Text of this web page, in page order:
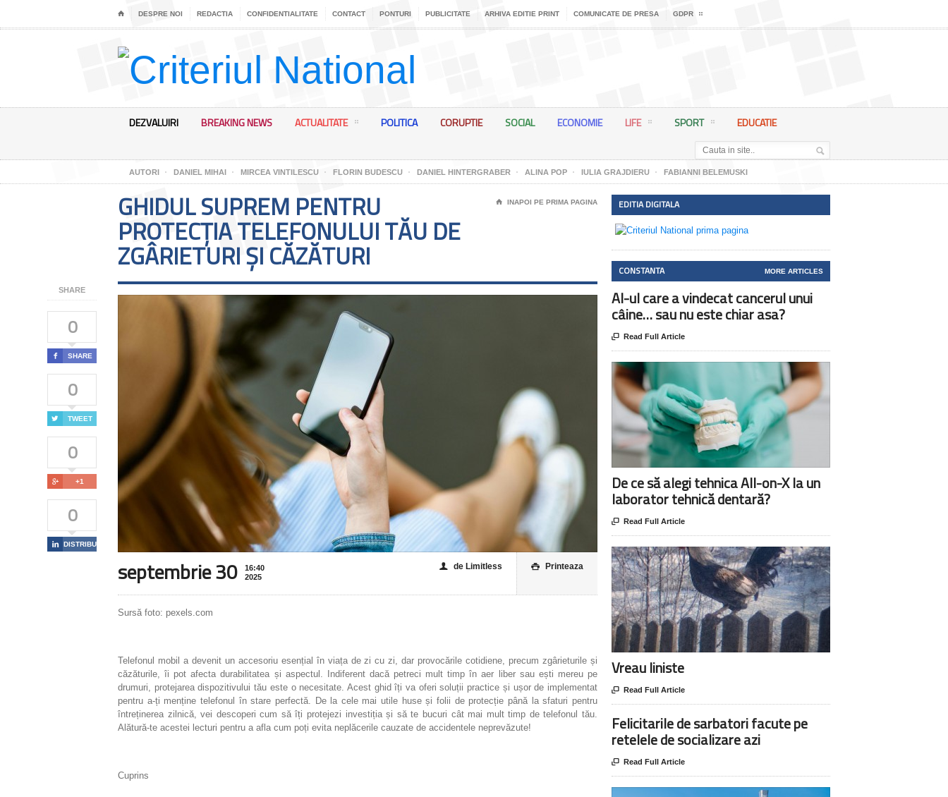
⌂ DESPRE NOI REDACTIA CONFIDENTIALITATE CONTACT PONTURI PUBLICITATE ARHIVA EDITIE PRINT COMUNICATE DE PRESA GDPR
DEZVALUIRI BREAKING NEWS ACTUALITATE POLITICA CORUPTIE SOCIAL ECONOMIE LIFE SPORT EDUCATIE
AUTORI DANIEL MIHAI MIRCEA VINTILESCU FLORIN BUDESCU DANIEL HINTERGRABER ALINA POP IULIA GRAJDIERU FABIANNI BELEMUSKI
SHARE
0
 SHARE
0
 TWEET
0
 +1
0
 DISTRIBUIE
GHIDUL SUPREM PENTRU
PROTECȚIA TELEFONULUI TĂU DE
ZGÂRIETURI ȘI CĂZĂTURI
⌂ INAPOI PE PRIMA PAGINA
septembrie 30
16:40
2025
 Printeaza
👤 de Limitless
Sursă foto: pexels.com
Telefonul mobil a devenit un accesoriu esențial în viața de zi cu zi, dar provocările cotidiene, precum zgârieturile și
căzăturile, îi pot afecta durabilitatea și aspectul. Indiferent dacă petreci mult timp în aer liber sau ești mereu pe
drumuri, protejarea dispozitivului tău este o necesitate. Acest ghid îți va oferi soluții practice și ușor de implementat
pentru a-ți menține telefonul în stare perfectă. De la cele mai utile huse și folii de protecție până la sfaturi pentru
întreținerea zilnică, vei descoperi cum să îți protejezi investiția și să te bucuri cât mai mult timp de telefonul tău.
Alătură-te acestei lecturi pentru a afla cum poți evita neplăcerile cauzate de accidentele neprevăzute!
Cuprins
EDITIA DIGITALA
CONSTANTA MORE ARTICLES
AI-ul care a vindecat cancerul unui
câine… sau nu este chiar asa?
 Read Full Article
De ce să alegi tehnica All-on-X la un
laborator tehnică dentară?
 Read Full Article
Vreau liniste
 Read Full Article
Felicitarile de sarbatori facute pe
retelele de socializare azi
 Read Full Article